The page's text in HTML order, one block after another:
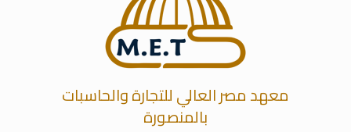
معهد مصر العالي للتجارة والحاسبات
بالمنصورة